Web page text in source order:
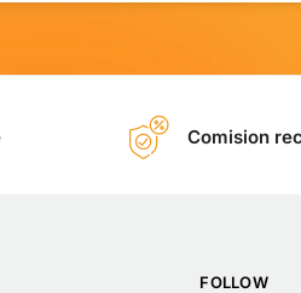
Comision
FOLLOW